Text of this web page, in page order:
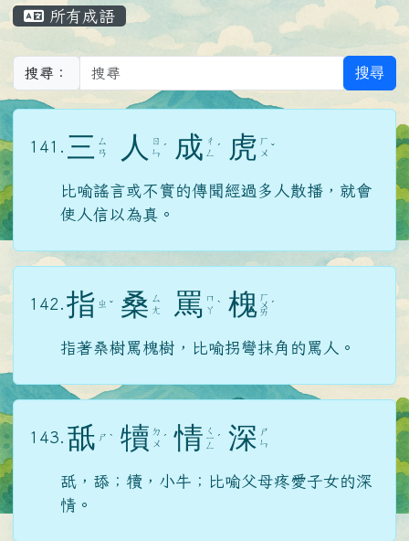
所有成語
搜尋： 搜尋
141. 三 ㄙ
ㄢ
人
ㄖ
ㄣ ˊ 成 ㄔ
ㄥ
ˊ 虎 ㄏ
ㄨ ˇ
比喻謠言或不實的傳聞經過多人散播，就會
使人信以為真。
142. 指 ㄓ ˇ 桑 ㄙ
ㄤ
罵 ㄇ
ㄚ ˋ 槐 ㄏ
ㄨ
ㄞ
ˊ
指著桑樹罵槐樹，比喻拐彎抹角的罵人。
143. 舐 ㄕ ˋ 犢 ㄉ
ㄨ ˊ 情 ㄑ
ㄧ
ㄥ
ˊ 深 ㄕ
ㄣ
舐，舔；犢，小牛；比喻父母疼愛子女的深
情。